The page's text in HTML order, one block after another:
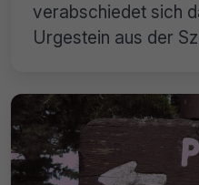
verabschiedet sich
Urgestein aus der